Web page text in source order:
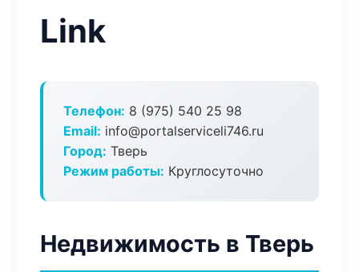
Link
Телефон: 8 (975) 540 25 98
Email: info@portalserviceli746.ru
Город: Тверь
Режим работы: Круглосуточно
Недвижимость в Тверь